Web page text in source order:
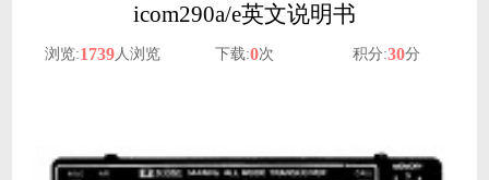
icom290a/e英文说明书
浏览:1739人浏览 下载:0次 积分:30分